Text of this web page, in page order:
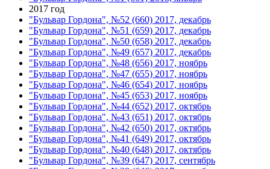
2017 год
"Бульвар Гордона", №52 (660) 2017, декабрь
"Бульвар Гордона", №51 (659) 2017, декабрь
"Бульвар Гордона", №50 (658) 2017, декабрь
"Бульвар Гордона", №49 (657) 2017, декабрь
"Бульвар Гордона", №48 (656) 2017, ноябрь
"Бульвар Гордона", №47 (655) 2017, ноябрь
"Бульвар Гордона", №46 (654) 2017, ноябрь
"Бульвар Гордона", №45 (653) 2017, ноябрь
"Бульвар Гордона", №44 (652) 2017, октябрь
"Бульвар Гордона", №43 (651) 2017, октябрь
"Бульвар Гордона", №42 (650) 2017, октябрь
"Бульвар Гордона", №41 (649) 2017, октябрь
"Бульвар Гордона", №40 (648) 2017, октябрь
"Бульвар Гордона", №39 (647) 2017, сентябрь